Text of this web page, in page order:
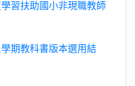
習扶助國小非現職教師
期教科書版本選用結